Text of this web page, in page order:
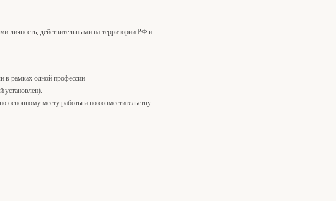
личность, действительными на территории РФ и
в рамках одной профессии
установлен).
основному месту работы и по совместительству